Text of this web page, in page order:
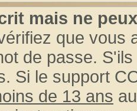
mais ne
que vous
de passe.
Si le support
de 13 ans